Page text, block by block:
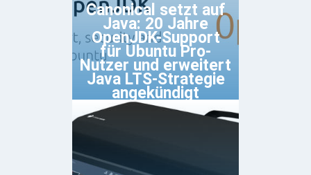
Canonical setzt auf
Java: 20 Jahre
OpenJDK-Support
für Ubuntu Pro-
Nutzer und erweitert
Java LTS-Strategie
angekündigt